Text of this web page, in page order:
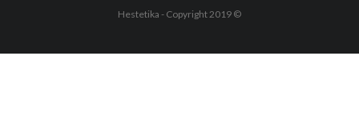
Hestetika - Copyright 2019 ©